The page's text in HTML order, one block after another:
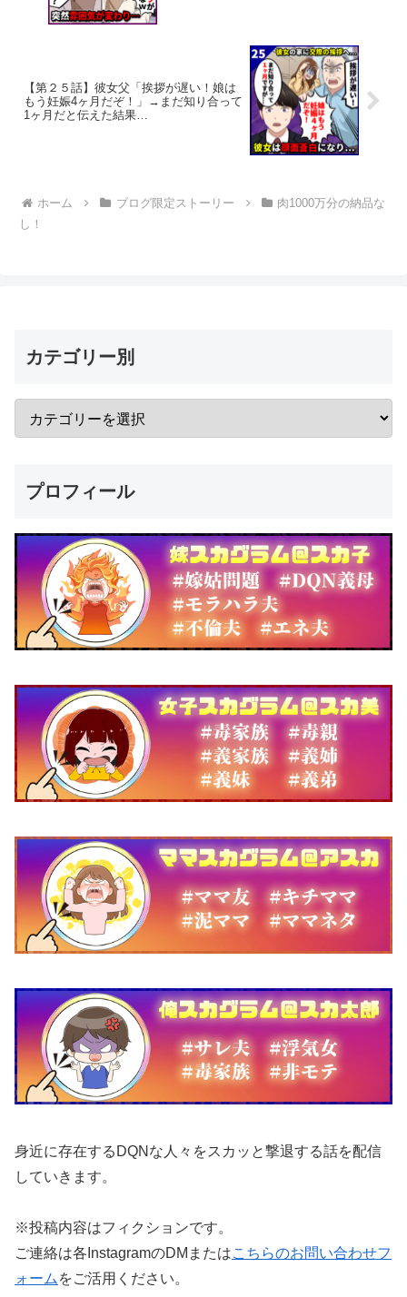
【第２５話】彼女父「挨拶が遅い！娘は
もう妊娠4ヶ月だぞ！」→まだ知り合って
1ヶ月だと伝えた結果…
ホーム ブログ限定ストーリー
肉1000万分の納品な
し！
カテゴリー別
プロフィール
身近に存在するDQNな人々をスカッと撃退する話を配信
していきます。
※投稿内容はフィクションです。
ご連絡は各InstagramのDMまたはこちらのお問い合わせフ
ォーム をご活用ください。